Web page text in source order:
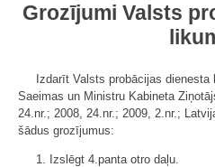
Grozījumi Valsts
Izdarīt Valsts probācijas
Saeimas un Ministru Kabineta
24.nr.; 2008, 24.nr.; 2009, 2.nr.;
šādus grozījumus:
1. Izslēgt 4.panta otro daļu.